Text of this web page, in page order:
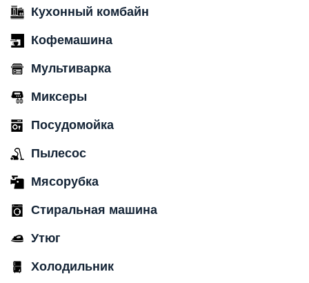
Кухонный комбайн
Кофемашина
Мультиварка
Миксеры
Посудомойка
Пылесос
Мясорубка
Стиральная машина
Утюг
Холодильник